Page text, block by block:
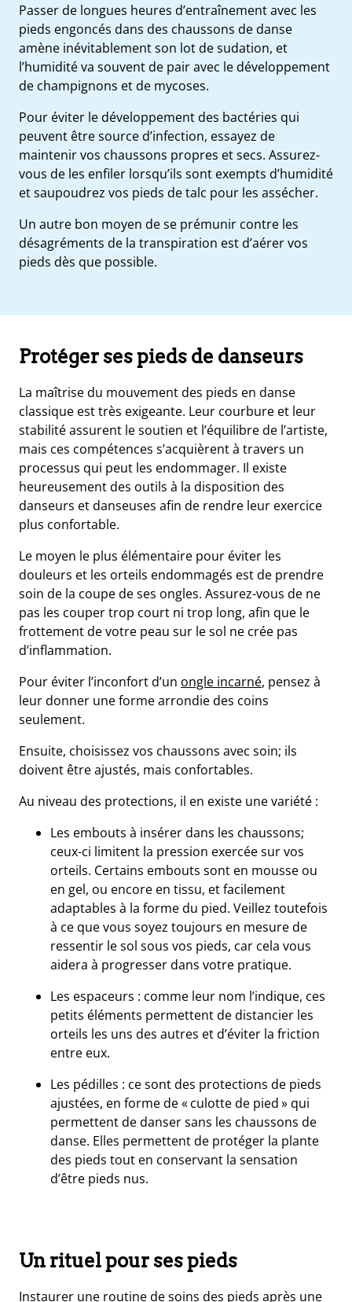
Passer de longues heures d’entraînement avec les
pieds engoncés dans des chaussons de danse
amène inévitablement son lot de sudation, et
l’humidité va souvent de pair avec le développement
de champignons et de mycoses.
Pour éviter le développement des bactéries qui
peuvent être source d’infection, essayez de
maintenir vos chaussons propres et secs. Assurez-
vous de les enfiler lorsqu’ils sont exempts d’humidité
et saupoudrez vos pieds de talc pour les assécher.
Un autre bon moyen de se prémunir contre les
désagréments de la transpiration est d’aérer vos
pieds dès que possible.
Protéger ses pieds de danseurs
La maîtrise du mouvement des pieds en danse
classique est très exigeante. Leur courbure et leur
stabilité assurent le soutien et l’équilibre de l’artiste,
mais ces compétences s’acquièrent à travers un
processus qui peut les endommager. Il existe
heureusement des outils à la disposition des
danseurs et danseuses afin de rendre leur exercice
plus confortable.
Le moyen le plus élémentaire pour éviter les
douleurs et les orteils endommagés est de prendre
soin de la coupe de ses ongles. Assurez-vous de ne
pas les couper trop court ni trop long, afin que le
frottement de votre peau sur le sol ne crée pas
d’inflammation.
Pour éviter l’inconfort d’un ongle incarné, pensez à
leur donner une forme arrondie des coins
seulement.
Ensuite, choisissez vos chaussons avec soin; ils
doivent être ajustés, mais confortables.
Au niveau des protections, il en existe une variété :
Les embouts à insérer dans les chaussons;
ceux-ci limitent la pression exercée sur vos
orteils. Certains embouts sont en mousse ou
en gel, ou encore en tissu, et facilement
adaptables à la forme du pied. Veillez toutefois
à ce que vous soyez toujours en mesure de
ressentir le sol sous vos pieds, car cela vous
aidera à progresser dans votre pratique.
Les espaceurs : comme leur nom l’indique, ces
petits éléments permettent de distancier les
orteils les uns des autres et d’éviter la friction
entre eux.
Les pédilles : ce sont des protections de pieds
ajustées, en forme de « culotte de pied » qui
permettent de danser sans les chaussons de
danse. Elles permettent de protéger la plante
des pieds tout en conservant la sensation
d’être pieds nus.
Un rituel pour ses pieds
Instaurer une routine de soins des pieds après une